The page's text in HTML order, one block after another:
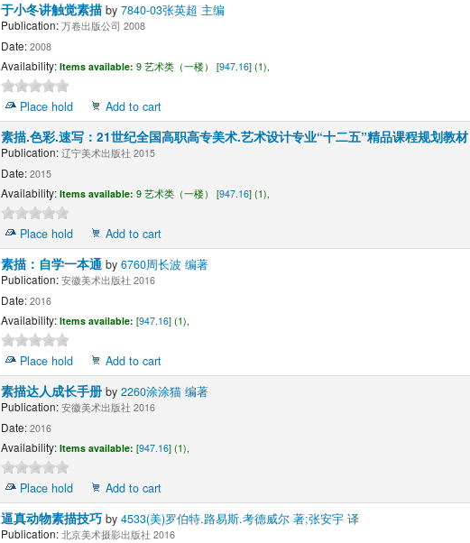
于小冬讲触觉素描 by 7840-03张英超 主编
Publication:万卷出版公司 2008
Date:2008
Availability: Items available: 9 艺术类（一楼） [947.16] (1),
Place hold
Add to cart
素描.色彩.速写：21世纪全国高职高专美术.艺术设计专业“十二五”精品课程规划教材
Publication:辽宁美术出版社 2015
Date:2015
Availability: Items available: 9 艺术类（一楼） [947.16] (1),
Place hold
Add to cart
素描：自学一本通 by 6760周长波 编著
Publication:安徽美术出版社 2016
Date:2016
Availability: Items available: [947.16] (1),
Place hold
Add to cart
素描达人成长手册 by 2260涂涂猫 编著
Publication:安徽美术出版社 2016
Date:2016
Availability: Items available: [947.16] (1),
Place hold
Add to cart
逼真动物素描技巧 by 4533(美)罗伯特.路易斯.考德威尔 著;张安宇 译
Publication:北京美术摄影出版社 2016